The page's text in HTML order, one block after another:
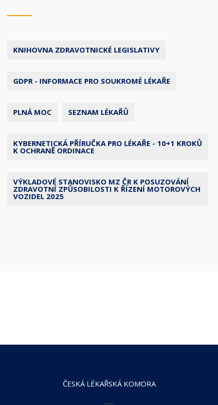
KNIHOVNA ZDRAVOTNICKÉ LEGISLATIVY
GDPR - INFORMACE PRO SOUKROMÉ LÉKAŘE
PLNÁ MOC SEZNAM LÉKAŘŮ
KYBERNETICKÁ PŘÍRUČKA PRO LÉKAŘE - 10+1 KROKŮ
K OCHRANĚ ORDINACE
VÝKLADOVÉ STANOVISKO MZ ČR K POSUZOVÁNÍ
ZDRAVOTNÍ ZPŮSOBILOSTI K ŘÍZENÍ MOTOROVÝCH
VOZIDEL 2025
ČESKÁ LÉKAŘSKÁ KOMORA